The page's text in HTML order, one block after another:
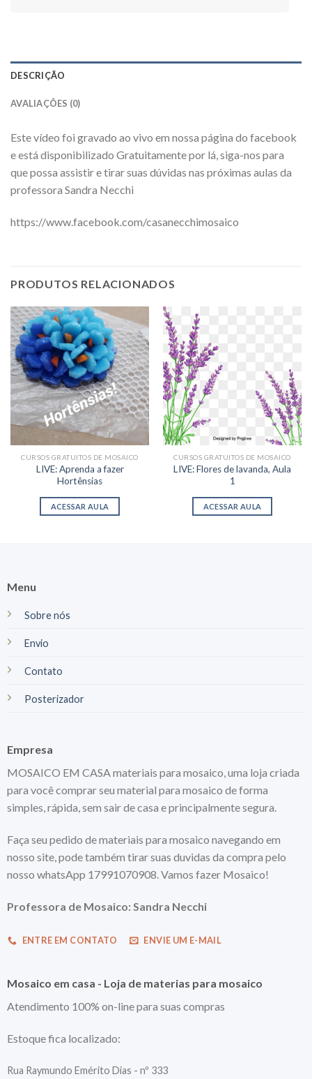
DESCRIÇÃO
AVALIAÇÕES (0)
Este vídeo foi gravado ao vivo em nossa página do facebook
e está disponibilizado Gratuitamente por lá, siga-nos para
que possa assistir e tirar suas dúvidas nas próximas aulas da
professora Sandra Necchi
https://www.facebook.com/casanecchimosaico
PRODUTOS RELACIONADOS
CURSOS GRATUITOS DE MOSAICO
LIVE: Aprenda a fazer
Hortênsias
ACESSAR AULA
CURSOS GRATUITOS DE MOSAICO
LIVE: Flores de lavanda, Aula
1
ACESSAR AULA
Menu
Sobre nós
Envio
Contato
Posterizador
Empresa
MOSAICO EM CASA materiais para mosaico, uma loja criada
para você comprar seu material para mosaico de forma
simples, rápida, sem sair de casa e principalmente segura.
Faça seu pedido de materiais para mosaico navegando em
nosso site, pode também tirar suas duvidas da compra pelo
nosso whatsApp 17991070908. Vamos fazer Mosaico!
Professora de Mosaico: Sandra Necchi
ENTRE EM CONTATO ENVIE UM E-MAIL
Mosaico em casa - Loja de materias para mosaico
Atendimento 100% on-line para suas compras
Estoque fica localizado:
Rua Raymundo Emérito Dias - nº 333